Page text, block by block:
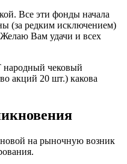
Все эти фонды начала
(за редким исключением)
Вам удачи и всех
народный чековый
акций 20 шт.) какова
на рыночную возник